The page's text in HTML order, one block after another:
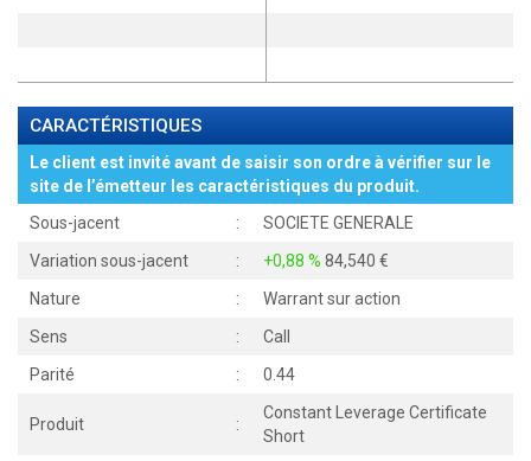
CARACTÉRISTIQUES
Le client est invité avant de saisir son ordre à vérifier sur le
site de l’émetteur les caractéristiques du produit.
Sous-jacent
:
SOCIETE GENERALE
Variation sous-jacent
: +0,88 % 84,540
Nature
:
Warrant sur action
Sens
:
Call
Parité
: 0.44
Produit :
Constant Leverage Certificate
Short